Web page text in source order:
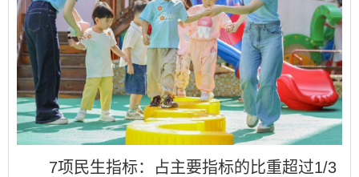
7项民生指标：占主要指标的比重超过1/3